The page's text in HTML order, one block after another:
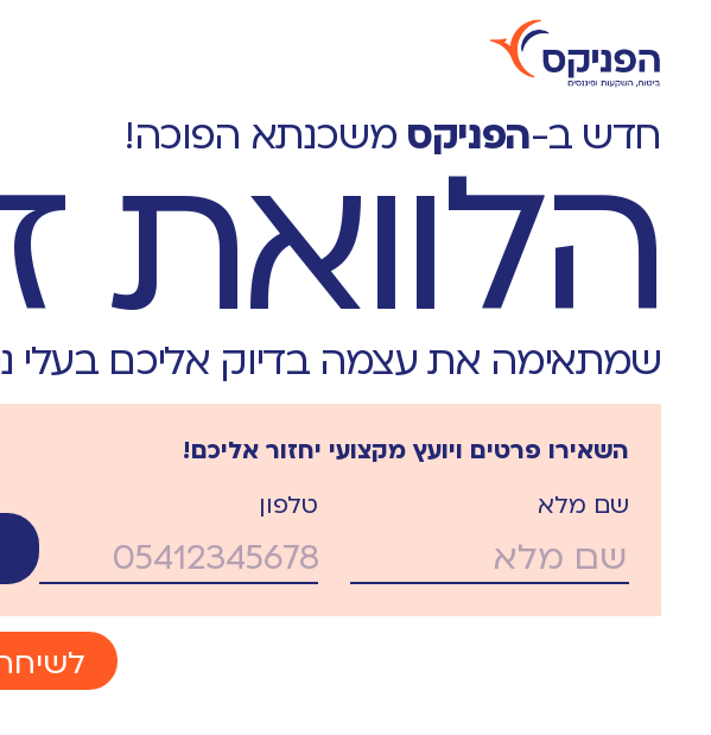
חדש ב-הפניקס משכנתא הפוכה!
הלוואת
שמתאימה את עצמה בדיוק אליכם בעלי נכס
השאירו פרטים ויועץ מקצועי יחזור אליכם!
שם מלא
טלפון
לשיחה